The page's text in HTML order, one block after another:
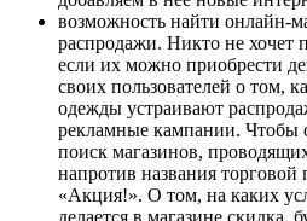
возможность найти онлайн-
распродажи. Никто не хочет
если их можно приобрести
своих пользователей о том,
одежды устраивают
рекламные кампании. Чтобы
поиск магазинов,
напротив названия
«Акция!». О том, на каких